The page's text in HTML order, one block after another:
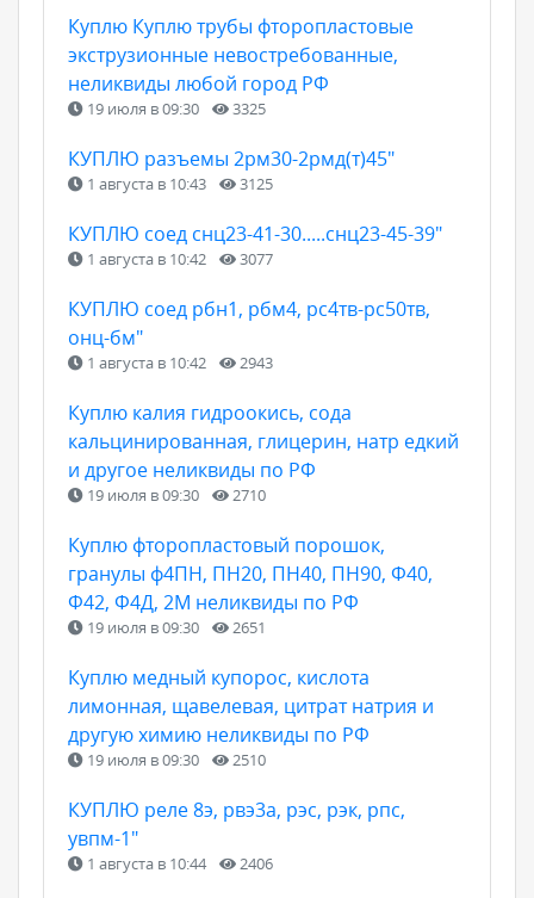
Куплю Куплю трубы фторопластовые
экструзионные невостребованные,
неликвиды любой город РФ
19 июля в 09:30 3325
КУПЛЮ разъемы 2рм30-2рмд(т)45"
1 августа в 10:43 3125
КУПЛЮ соед снц23-41-30.....снц23-45-39"
1 августа в 10:42 3077
КУПЛЮ соед рбн1, рбм4, рс4тв-рс50тв,
онц-бм"
1 августа в 10:42 2943
Куплю калия гидроокись, сода
кальцинированная, глицерин, натр едкий
и другое неликвиды по РФ
19 июля в 09:30 2710
Куплю фторопластовый порошок,
гранулы ф4ПН, ПН20, ПН40, ПН90, Ф40,
Ф42, Ф4Д, 2М неликвиды по РФ
19 июля в 09:30 2651
Куплю медный купорос, кислота
лимонная, щавелевая, цитрат натрия и
другую химию неликвиды по РФ
19 июля в 09:30 2510
КУПЛЮ реле 8э, рвэ3а, рэс, рэк, рпс,
увпм-1"
1 августа в 10:44 2406